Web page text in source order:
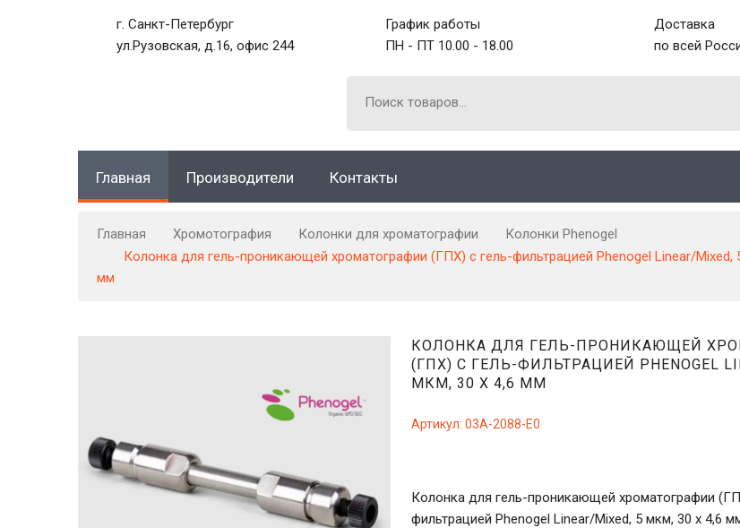
г. Санкт-Петербург
ул.Рузовская, д.16, офис 244
График работы
ПН - ПТ 10.00 - 18.00
Доставка
по всей
Главная Производители Контакты
Главная Хромотография Колонки для хроматографии
Колонки Phenogel
Колонка для гель-проникающей хроматографии (ГПХ) с гель-фильтрацией Phenogel Linear/Mixed,
мм
КОЛОНКА ДЛЯ ГЕЛЬ-ПРОНИКАЮЩЕЙ
(ГПХ) С ГЕЛЬ-ФИЛЬТРАЦИЕЙ PHENOGEL
МКМ, 30 X 4,6 ММ
Артикул: 03A-2088-E0
Колонка для гель-проникающей хроматографии
фильтрацией Phenogel Linear/Mixed, 5 мкм, 30 x 4,6